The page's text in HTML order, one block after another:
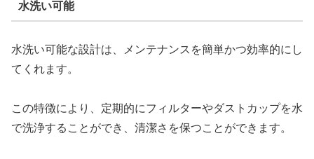
水洗い可能
水洗い可能な設計は、メンテナンスを簡単かつ効率的にし
てくれます。
この特徴により、定期的にフィルターやダストカップを水
で洗浄することができ、清潔さを保つことができます。